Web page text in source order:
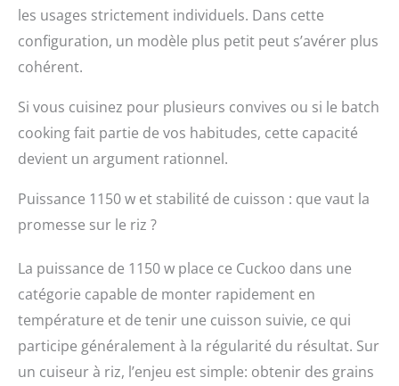
les usages strictement individuels. Dans cette
configuration, un modèle plus petit peut s’avérer plus
cohérent.
Si vous cuisinez pour plusieurs convives ou si le batch
cooking fait partie de vos habitudes, cette capacité
devient un argument rationnel.
Puissance 1150 w et stabilité de cuisson : que vaut la
promesse sur le riz ?
La puissance de 1150 w place ce Cuckoo dans une
catégorie capable de monter rapidement en
température et de tenir une cuisson suivie, ce qui
participe généralement à la régularité du résultat. Sur
un cuiseur à riz, l’enjeu est simple: obtenir des grains